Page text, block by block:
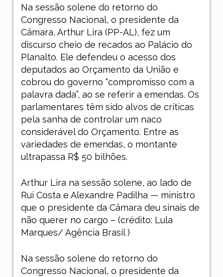
Na sessão solene do retorno do
Congresso Nacional, o presidente da
Câmara, Arthur Lira (PP-AL), fez um
discurso cheio de recados ao Palácio do
Planalto. Ele defendeu o acesso dos
deputados ao Orçamento da União e
cobrou do governo “compromisso com a
palavra dada”, ao se referir a emendas. Os
parlamentares têm sido alvos de críticas
pela sanha de controlar um naco
considerável do Orçamento. Entre as
variedades de emendas, o montante
ultrapassa R$ 50 bilhões.
Arthur Lira na sessão solene, ao lado de
Rui Costa e Alexandre Padilha — ministro
que o presidente da Câmara deu sinais de
não querer no cargo – (crédito: Lula
Marques/ Agência Brasil )
Na sessão solene do retorno do
Congresso Nacional, o presidente da